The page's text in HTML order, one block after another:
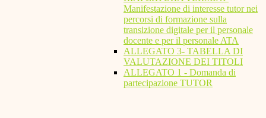
Manifestazione di interesse tutor nei
percorsi di formazione sulla
transizione digitale per il personale
docente e per il personale ATA
ALLEGATO 3- TABELLA DI
VALUTAZIONE DEI TITOLI
ALLEGATO 1 - Domanda di
partecipazione TUTOR